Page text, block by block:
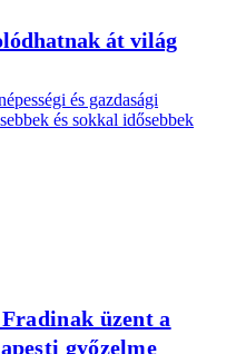
át világ
és gazdasági
és sokkal idősebbek
üzent a
győzelme